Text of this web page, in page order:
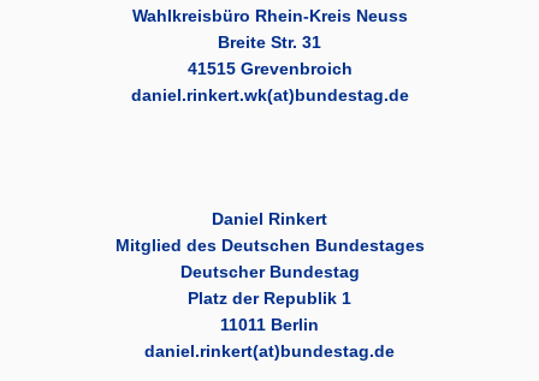
Wahlkreisbüro Rhein-Kreis Neuss
Breite Str. 31
41515 Grevenbroich
daniel.rinkert.wk(at)bundestag.de
Daniel Rinkert
Mitglied des Deutschen Bundestages
Deutscher Bundestag
Platz der Republik 1
11011 Berlin
daniel.rinkert(at)bundestag.de